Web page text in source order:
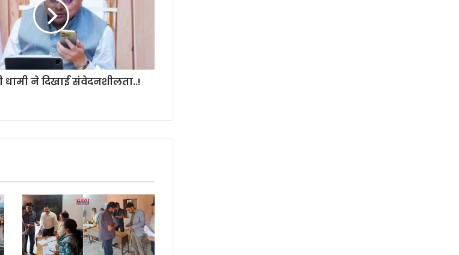
धामी ने दिखाई संवेदनशीलता..!